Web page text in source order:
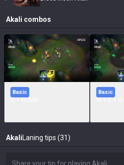
Akali combos
Basic Basic
Akali Laning tips (31)